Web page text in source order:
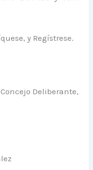
y Regístrese.
Deliberante,